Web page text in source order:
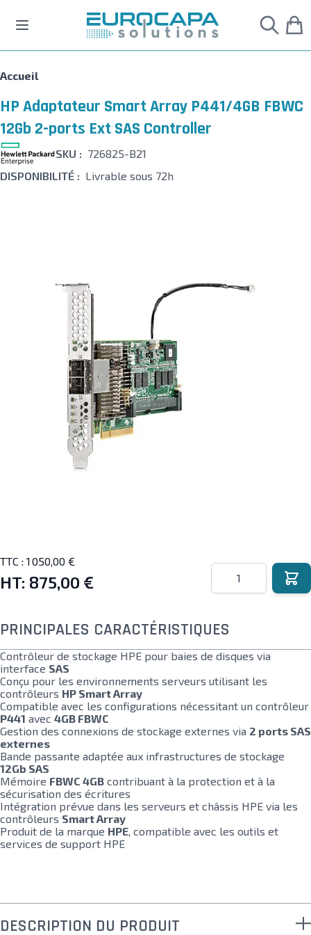
Accueil
HP Adaptateur Smart Array P441/4GB FBWC
12Gb 2-ports Ext SAS Controller
SKU : 726825-B21
DISPONIBILITÉ : Livrable sous 72h
TTC : 1 050,00 €
HT: 875,00 €
Quantité
PRINCIPALES CARACTÉRISTIQUES
Contrôleur de stockage HPE pour baies de disques via
interface SAS
Conçu pour les environnements serveurs utilisant les
contrôleurs HP Smart Array
Compatible avec les configurations nécessitant un contrôleur
P441 avec 4GB FBWC
Gestion des connexions de stockage externes via 2 ports SAS
externes
Bande passante adaptée aux infrastructures de stockage
12Gb SAS
Mémoire FBWC 4GB contribuant à la protection et à la
sécurisation des écritures
Intégration prévue dans les serveurs et châssis HPE via les
contrôleurs Smart Array
Produit de la marque HPE, compatible avec les outils et
services de support HPE
DESCRIPTION DU PRODUIT